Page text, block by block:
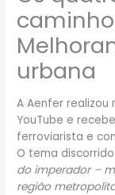
urbana
A Aenfer realizou
YouTube e
ferroviarista e
O tema
do imperador –
região